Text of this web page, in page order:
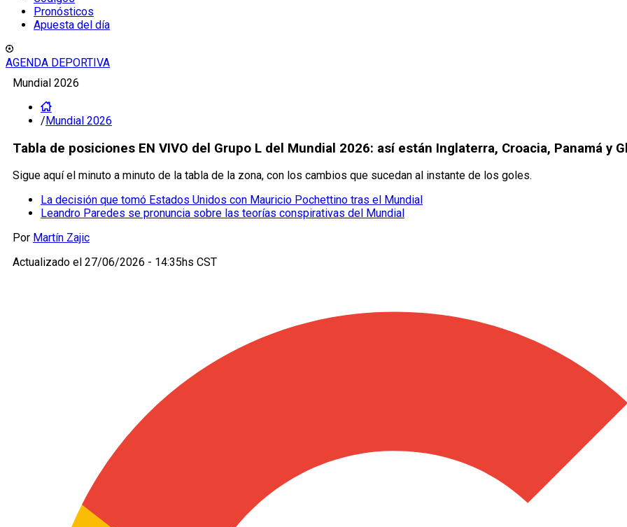
Pronósticos
Apuesta del día
AGENDA DEPORTIVA
Mundial 2026
/Mundial 2026
Tabla de posiciones EN VIVO del Grupo L del Mundial 2026: así están Inglaterra, Croacia, Panamá y
Sigue aquí el minuto a minuto de la tabla de la zona, con los cambios que sucedan al instante de los goles.
La decisión que tomó Estados Unidos con Mauricio Pochettino tras el Mundial
Leandro Paredes se pronuncia sobre las teorías conspirativas del Mundial
Por Martín Zajic
Actualizado el 27/06/2026 - 14:35hs CST